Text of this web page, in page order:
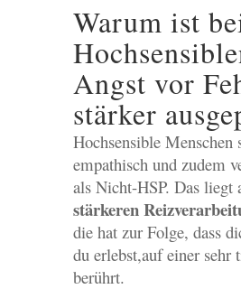
Warum ist
Angst vor
stärker
Hochsensible Menschen
empathisch und zudem
als Nicht-HSP. Das liegt
stärkeren
die hat zur Folge, dass
du erlebst,auf einer sehr
berührt.